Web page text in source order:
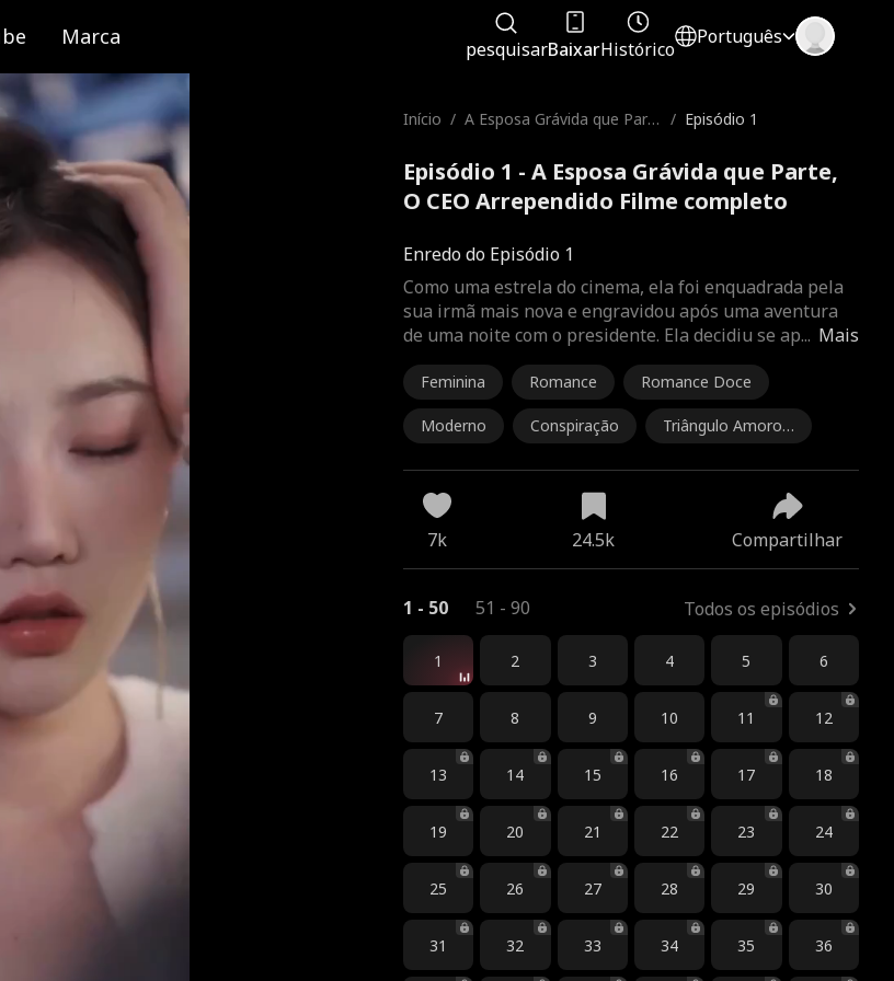
Marca pesquisarBaixarHistórico
Português
Início / A Esposa Grávida que Part
/ Episódio 1
Episódio 1 - A Esposa Grávida que Parte,
O CEO Arrependido Filme completo
Enredo do Episódio 1
Mais
Como uma estrela do cinema, ela foi enquadrada pela
sua irmã mais nova e engravidou após uma aventura
de uma noite com o presidente. Ela decidiu se ap...
Feminina Romance Romance Doce
Moderno Conspiração
Triângulo Amoros
7k 24.5k Compartilhar
1 - 50 51 - 90 Todos os episódios
1 2 3 4 5 6
7 8 9 10 11 12
13 14 15 16 17 18
19 20 21 22 23 24
25 26 27 28 29 30
31 32 33 34 35 36